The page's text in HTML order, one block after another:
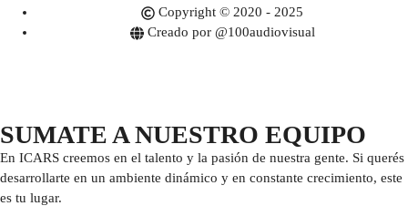
Copyright © 2020 - 2025
Creado por @100audiovisual
SUMATE A NUESTRO EQUIPO
En ICARS creemos en el talento y la pasión de nuestra gente. Si querés
desarrollarte en un ambiente dinámico y en constante crecimiento, este
es tu lugar.